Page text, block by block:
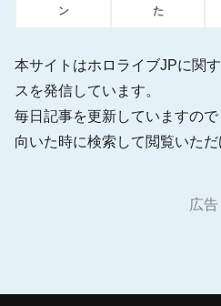
ン
た
本サイトはホロライブJPに関
スを発信しています。
毎日記事を更新していますので
向いた時に検索して閲覧いただ
広告